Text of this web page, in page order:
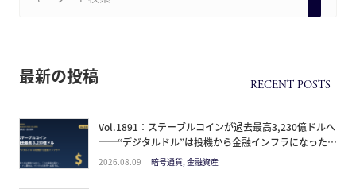
最新の投稿
Vol.1891：ステーブルコインが過去最高3,230億ドルへ
──“デジタルドル”は投機から金融インフラになった。
日本人が見るべきは価格ではなく「どの通貨の器か」
2026.08.09 暗号通貨, 金融資産